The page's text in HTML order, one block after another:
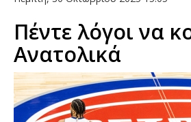
Πέντε λόγοι να
Ανατολικά